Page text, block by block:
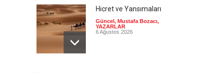
Hicret ve Yansımaları
Güncel , Mustafa Bozacı,
YAZARLAR
6 Ağustos 2026